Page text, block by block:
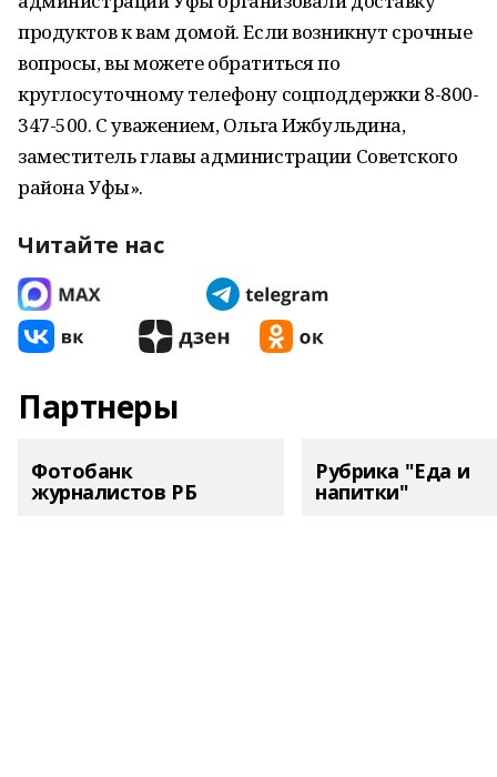
продуктов к вам домой. Если возникнут срочные
вопросы, вы можете обратиться по
круглосуточному телефону соцподдержки 8-800-
347-500. С уважением, Ольга Ижбульдина,
заместитель главы администрации Советского
района Уфы».
Читайте нас
Партнеры
Фотобанк
журналистов РБ
Рубрика "Еда и
напитки"